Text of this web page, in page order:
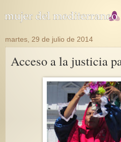
martes, 29 de julio de 2014
Acceso a la justicia